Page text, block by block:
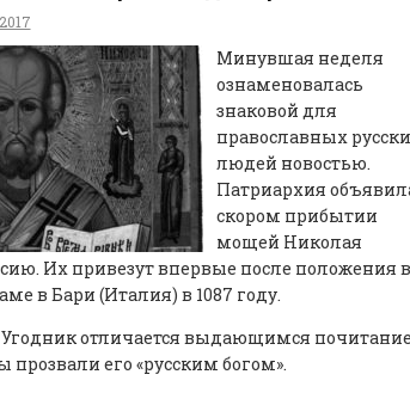
Минувшая неделя
ознаменовалась
знаковой для
православных
людей новостью.
Патриархия
скором прибытии
мощей Николая
Их привезут впервые после положения в
в Бари (Италия) в 1087 году.
отличается выдающимся
прозвали его «русским богом».